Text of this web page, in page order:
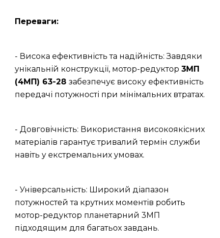
Переваги:
- Висока ефективність та надійність: Завдяки
унікальній конструкції, мотор-редуктор 3МП
(4МП) 63-28 забезпечує високу ефективність
передачі потужності при мінімальних втратах.
- Довговічність: Використання високоякісних
матеріалів гарантує тривалий термін служби
навіть у екстремальних умовах.
- Універсальність: Широкий діапазон
потужностей та крутних моментів робить
мотор-редуктор планетарний 3МП
підходящим для багатьох завдань.